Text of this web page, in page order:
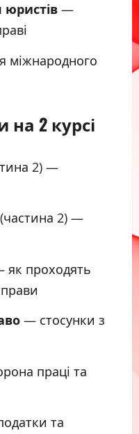
—
міжнародного
2 курсі
2) —
(частина 2) —
як проходять
— стосунки з
праці та
та